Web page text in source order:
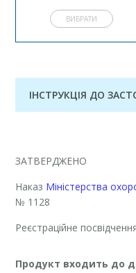
ВИБРАТИ
ІНСТРУКЦІЯ ДО
ЗАТВЕРДЖЕНО
Наказ Міністерства
№ 1128
Реєстраційне
Продукт входить до